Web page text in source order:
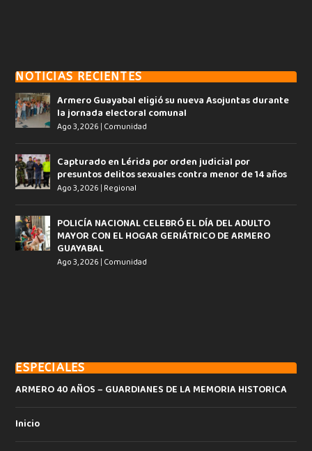
NOTICIAS RECIENTES
Armero Guayabal eligió su nueva Asojuntas durante
la jornada electoral comunal
Ago 3, 2026 | Comunidad
Capturado en Lérida por orden judicial por
presuntos delitos sexuales contra menor de 14 años
Ago 3, 2026 | Regional
POLICÍA NACIONAL CELEBRÓ EL DÍA DEL ADULTO
MAYOR CON EL HOGAR GERIÁTRICO DE ARMERO
GUAYABAL
Ago 3, 2026 | Comunidad
ESPECIALES
ARMERO 40 AÑOS – GUARDIANES DE LA MEMORIA HISTORICA
Inicio